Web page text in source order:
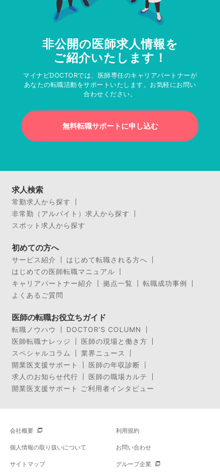
非公開の医師求人情報を
ご紹介いたします！
マイナビDOCTORでは、医師専任のキャリアパートナーが
あなたの転職活動をサポートいたします。お気軽にお問い
合わせください。
無料転職サポートに申し込む
求人検索
常勤求人から探す
非常勤（アルバイト）求人から探す
スポット求人から探す
初めての方へ
サービス紹介
はじめて転職される方へ
はじめての医師転職マニュアル
キャリアパートナー紹介
拠点一覧
転職成功事例
よくあるご質問
医師の転職お役立ちガイド
転職ノウハウ
DOCTOR’S COLUMN
医師転職ナレッジ
医師の現場と働き方
スペシャルコラム
業界ニュース
開業医支援サポート
医師の年収診断
求人のお知らせ代行
医師の職場カルテ
開業医支援サポート ご利用者インタビュー
会社概要 利用規約
個人情報の取り扱いについて お問い合わせ
サイトマップ グループ企業